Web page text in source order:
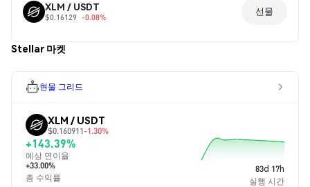
XLM / USDT
$0.16129 -0.08%
선물
Stellar 마켓
현물 그리드
XLM / USDT
$0.160911-1.30%
+143.39%
예상 연이율
+33.00%
총 수익률
83d 17h
실행 시간